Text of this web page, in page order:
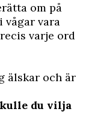
om på
vågar vara
varje ord
älskar och är
du vilja